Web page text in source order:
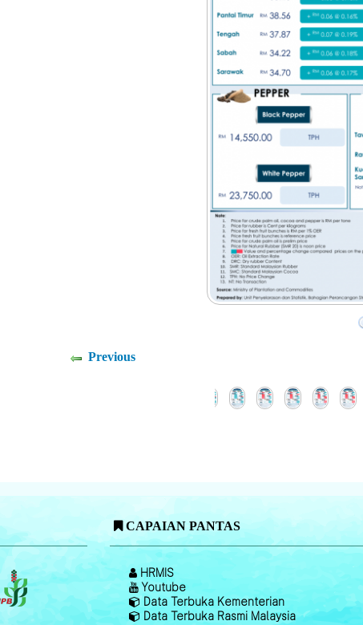
Previous
CAPAIAN PANTAS
HRMIS
Youtube
Data Terbuka Kementerian
Data Terbuka Rasmi Malaysia